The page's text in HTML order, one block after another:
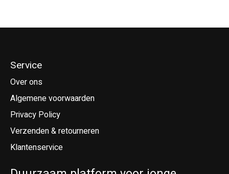
Service
Over ons
Algemene voorwaarden
Privacy Policy
Verzenden & retourneren
Klantenservice